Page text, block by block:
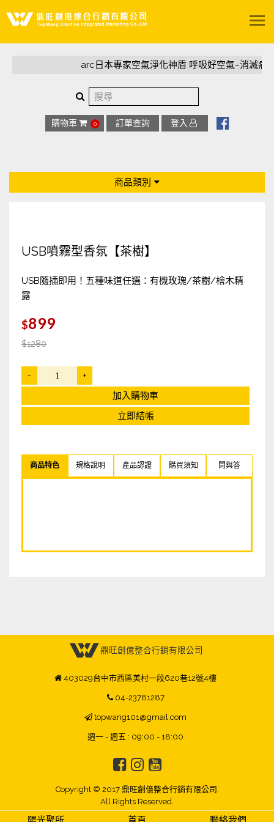
服務項目
精選案例
陽光聚所
arc日本專家空氣淨化神盾 呼吸好空氣~消滅病
購物車 0 訂單查詢 登入
商品類別
arc日本專家空氣淨化神盾
LOHAS優活好菌多多 益生菌
大甲媽祖遶境專用鞋【平步青雲】系列鞋款
徐老爹 純手工蠶絲棉花被
招財開運3D立體雷雕燈
可夫萊堅果之家
熱門推薦Hot!
USB噴霧型香氛【茶樹】
USB隨插即用！五種味道任選：有機玫瑰/茶樹/檜木精
露
$899
$1280
- +
加入購物車
立即結帳
商品特色 規格說明 產品認證 購買須知 問與答
鼎旺創億整合行銷有限公司
403029台中市西區美村一段620巷12號4樓
04-23781287
topwang101@gmail.com
週一 - 週五 : 09:00 - 18:00
Copyright © 2017 鼎旺創億整合行銷有限公司.
All Rights Reserved.